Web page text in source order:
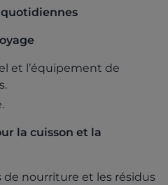
quotidiennes
et l’équipement de
la cuisson et la
de nourriture et les résidus